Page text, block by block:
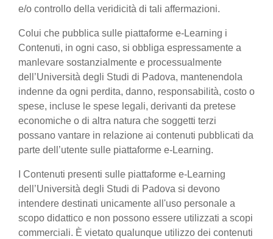
e/o controllo della veridicità di tali affermazioni.
Colui che pubblica sulle piattaforme e-Learning i
Contenuti, in ogni caso, si obbliga espressamente a
manlevare sostanzialmente e processualmente
dell’Università degli Studi di Padova, mantenendola
indenne da ogni perdita, danno, responsabilità, costo o
spese, incluse le spese legali, derivanti da pretese
economiche o di altra natura che soggetti terzi
possano vantare in relazione ai contenuti pubblicati da
parte dell’utente sulle piattaforme e-Learning.
I Contenuti presenti sulle piattaforme e-Learning
dell’Università degli Studi di Padova si devono
intendere destinati unicamente all'uso personale a
scopo didattico e non possono essere utilizzati a scopi
commerciali. È vietato qualunque utilizzo dei contenuti